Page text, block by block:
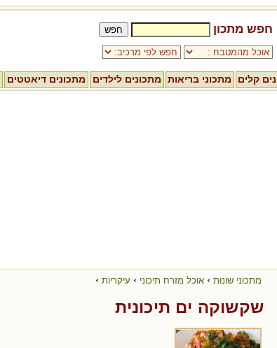
חפש מתכון
קלים מתכוני בריאות מתכונים לילדים מתכונים דיאטטים
מתכוני שונות › אוכל מזרח תיכוני › עיקריות ›
שקשוקה ים תיכונית